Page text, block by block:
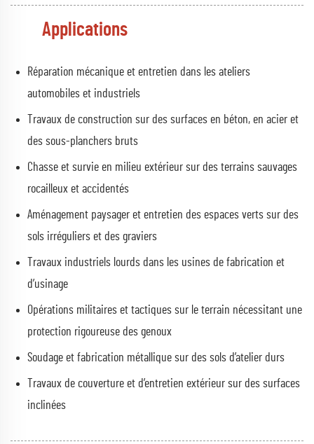
Applications
Réparation mécanique et entretien dans les ateliers
automobiles et industriels
Travaux de construction sur des surfaces en béton, en acier et
des sous-planchers bruts
Chasse et survie en milieu extérieur sur des terrains sauvages
rocailleux et accidentés
Aménagement paysager et entretien des espaces verts sur des
sols irréguliers et des graviers
Travaux industriels lourds dans les usines de fabrication et
d’usinage
Opérations militaires et tactiques sur le terrain nécessitant une
protection rigoureuse des genoux
Soudage et fabrication métallique sur des sols d’atelier durs
Travaux de couverture et d’entretien extérieur sur des surfaces
inclinées